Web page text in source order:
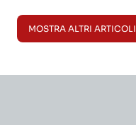
MOSTRA ALTRI ARTICOLI